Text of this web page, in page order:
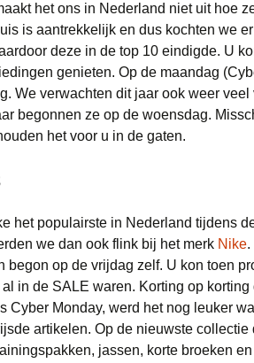
het ons in Nederland niet uit hoe
is aantrekkelijk en dus kochten we
deze in de top 10 eindigde. U
genieten. Op de maandag
We verwachten dit jaar ook weer veel
begonnen ze op de woensdag.
het voor u in de gaten.
het populairste in Nederland tijdens
we dan ook flink bij het merk Nike.
begon op de vrijdag zelf. U kon toen
in de SALE waren. Korting op korting
Cyber Monday, werd het nog leuker
artikelen. Op de nieuwste collectie
jassen, korte broeken